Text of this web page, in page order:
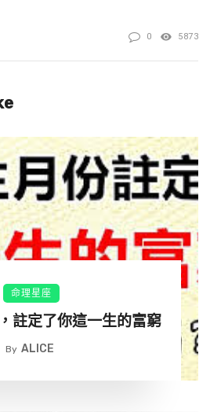
風順水
福多壽
家幸福
0 5873
命理星座
註定了你這一生的富窮
By ALICE